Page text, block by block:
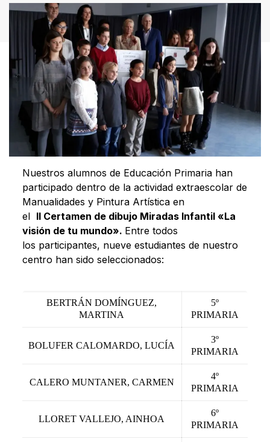
Nuestros alumnos de Educación Primaria han
participado dentro de la actividad extraescolar de
Manualidades y Pintura Artística en
el II Certamen de dibujoMiradas Infantil «La
visión de tu mundo». Entre todos
los participantes, nueve estudiantes de nuestro
centro han sido seleccionados:
BERTRÁN DOMÍNGUEZ,
MARTINA
5º
PRIMARIA
BOLUFER CALOMARDO, LUCÍA
3º
PRIMARIA
CALERO MUNTANER, CARMEN
4º
PRIMARIA
LLORET VALLEJO, AINHOA
6º
PRIMARIA